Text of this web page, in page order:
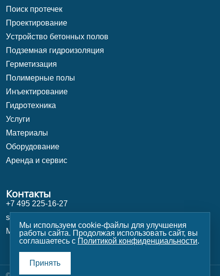
Поиск протечек
Проектирование
Уcтройство бетонных полов
Подземная гидроизоляция
Герметизация
Полимерные полы
Инъектирование
Гидротехника
Услуги
Материалы
Оборудование
Аренда и сервис
Контакты
+7 495 225-16-27
shop@stroy-magazin.ru
Москва, Университетский проспект 5
Мы используем cookie-файлы для улучшения
работы сайта. Продолжая использовать сайт, вы
соглашаетесь с Политикой конфиденциальности.
Принять